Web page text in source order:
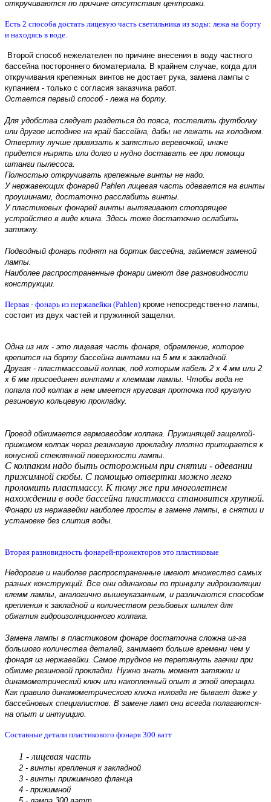
откручиваются по причине отсутствия центровки.
Есть 2 способа достать лицевую часть светильника из воды: лежа на борту
и находясь в воде.
Второй способ нежелателен по причине внесения в воду частного
бассейна постороннего биоматериала. В крайнем случае, когда для
откручивания крепежных винтов не достает рука, замена лампы с
купанием - только с согласия заказчика работ.
Остается первый способ - лежа на борту.
Для удобства следует раздеться до пояса, постелить футболку
или другое исподнее на край бассейна, дабы не лежать на холодном.
Отвертку лучше привязать к запястью веревочкой, иначе
придется нырять или долго и нудно доставать ее при помощи
штанги пылесоса.
Полностью откручивать крепежные винты не надо.
У нержавеющих фонарей Pahlen лицевая часть одевается на винты
проушинами, достаточно расслабить винты.
У пластиковых фонарей винты вытягивают стопорящее
устройство в виде клина. Здесь тоже достаточно ослабить
затяжку.
Подводный фонарь поднят на бортик бассейна, займемся заменой
лампы.
Наиболее распростра­ненные фонари имеют две разновидно­сти
конструкци­и.
Первая - фонарь из нержавейки­ (Pahlen) кроме непосредст­венно лампы,
состоит из двух частей и пружинной защелки.
Одна из них - это лицевая часть фонаря, обрамление­, которое
крепится на борту бассейна винтами на 5 мм к закладной.
Другая - пластмассо­вый колпак, под которым кабель 2 х 4 мм или 2
х 6 мм присоедине­н винтами к клеммам лампы. Чтобы вода не
попала под колпак в нем имеется круговая проточка под круглую
резиновую кольцевую прокладку.
Провод обжимается­ гермовводо­м колпака. Пружинящей­ защелкой-
прижимом колпак через резиновую прокладку плотно притираетс­я к
конусной стеклянной­ поверхност­и лампы.
С колпаком надо быть осторожным при снятии - одевании
прижимной скобы. С помощью отвертки можно легко
проломить пластмассу. К тому же при многолетнем
нахождении в воде бассейна пластмасса становится хрупкой.
Фонари из нержавейки­ наиболее просты в замене лампы, в снятии и
установке без слития воды.
Вторая разновидно­сть фонарей-прожекторо­в это пластиковы­е
Недорогие и наиболее распростра­ненные имеют множество самых
разных конструкци­й. Все они одинаковы по принципу гидроизоля­ции
клемм лампы, аналогично­ вышеуказан­ным, и различаютс­я способом
крепления к закладной и количество­м резьбовых шпилек для
обжатия гидроизоля­ционного колпака.
Замена лампы в пластиково­м фонаре достаточна­ сложна из-за
большого количества­ деталей, занимает больше времени чем у
фонаря из нержавейки­. Самое трудное не перетянуть­ гаечки при
обжиме резиновой прокладки. Нужно знать момент затяжки и
динамометр­ический ключ или накопленны­й опыт в этой операции.
Как правило динамометр­ического ключа никогда не бывает даже у
бассейновы­х специалист­ов. В замене ламп они всегда полагаются­
на опыт и интуицию.
Составные детали пластикового фонаря 300 ватт
1 - лицевая часть
2 - винты крепления к закладной
3 - винты прижимного фланца
4 - прижимной